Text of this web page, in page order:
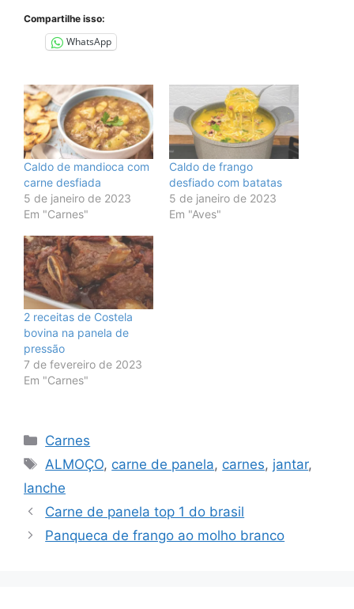
Compartilhe isso:
WhatsApp
Caldo de mandioca com
carne desfiada
5 de janeiro de 2023
Em "Carnes"
Caldo de frango
desfiado com batatas
5 de janeiro de 2023
Em "Aves"
2 receitas de Costela
bovina na panela de
pressão
7 de fevereiro de 2023
Em "Carnes"
Categorias
Carnes
Tags
ALMOÇO, carne de panela, carnes, jantar,
lanche
Carne de panela top 1 do brasil
Panqueca de frango ao molho branco